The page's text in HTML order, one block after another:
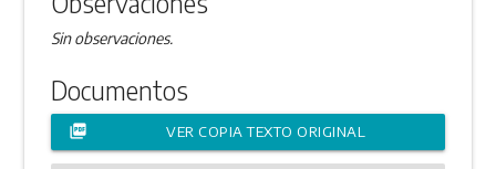
Sin observaciones.
Documentos
picture_as_pdf VER COPIA TEXTO ORIGINAL